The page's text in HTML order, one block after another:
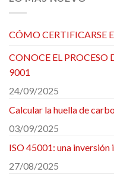
CÓMO CERTIFICARSE
CONOCE EL PROCESO
9001
24/09/2025
Calcular la huella de
03/09/2025
ISO 45001: una
27/08/2025